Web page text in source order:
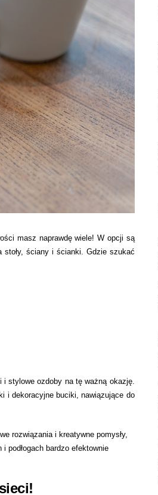
masz naprawdę wiele! W opcji są
ściany i ścianki. Gdzie szukać
stylowe ozdoby na tę ważną okazję.
i dekoracyjne buciki, nawiązujące do
rozwiązania i kreatywne pomysły,
podłogach bardzo efektownie